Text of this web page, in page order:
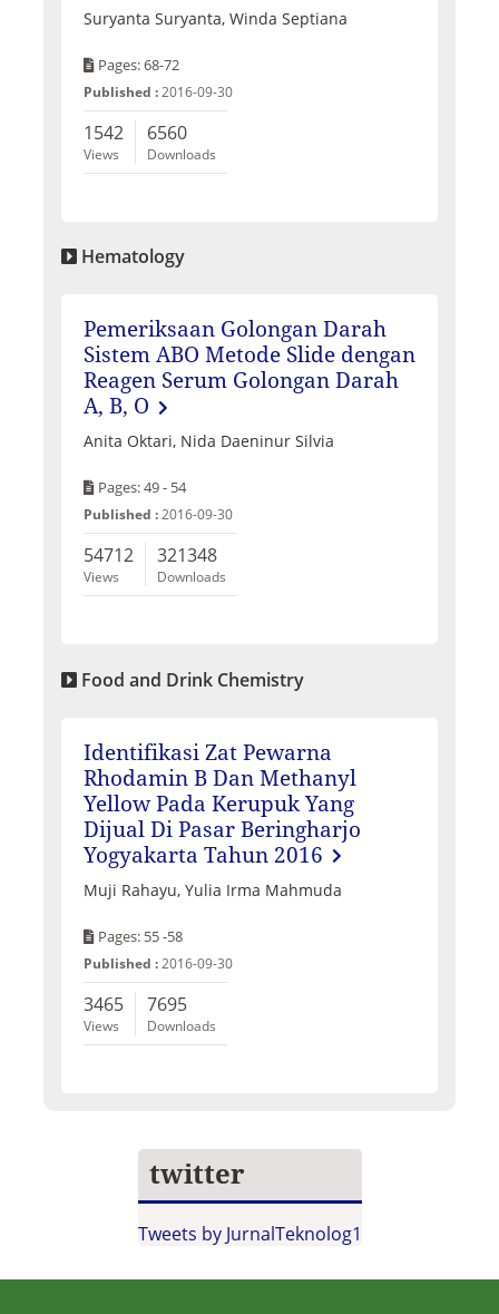
Suryanta Suryanta, Winda Septiana
Pages: 68-72
Published :2016-09-30
1542
Views
6560
Downloads
Hematology
Pemeriksaan Golongan Darah
Sistem ABO Metode Slide dengan
Reagen Serum Golongan Darah
A, B, O
Anita Oktari, Nida Daeninur Silvia
Pages: 49 - 54
Published :2016-09-30
54712
Views
321348
Downloads
Food and Drink Chemistry
Identifikasi Zat Pewarna
Rhodamin B Dan Methanyl
Yellow Pada Kerupuk Yang
Dijual Di Pasar Beringharjo
Yogyakarta Tahun 2016
Muji Rahayu, Yulia Irma Mahmuda
Pages: 55 -58
Published :2016-09-30
3465
Views
7695
Downloads
twitter
Tweets by JurnalTeknolog1